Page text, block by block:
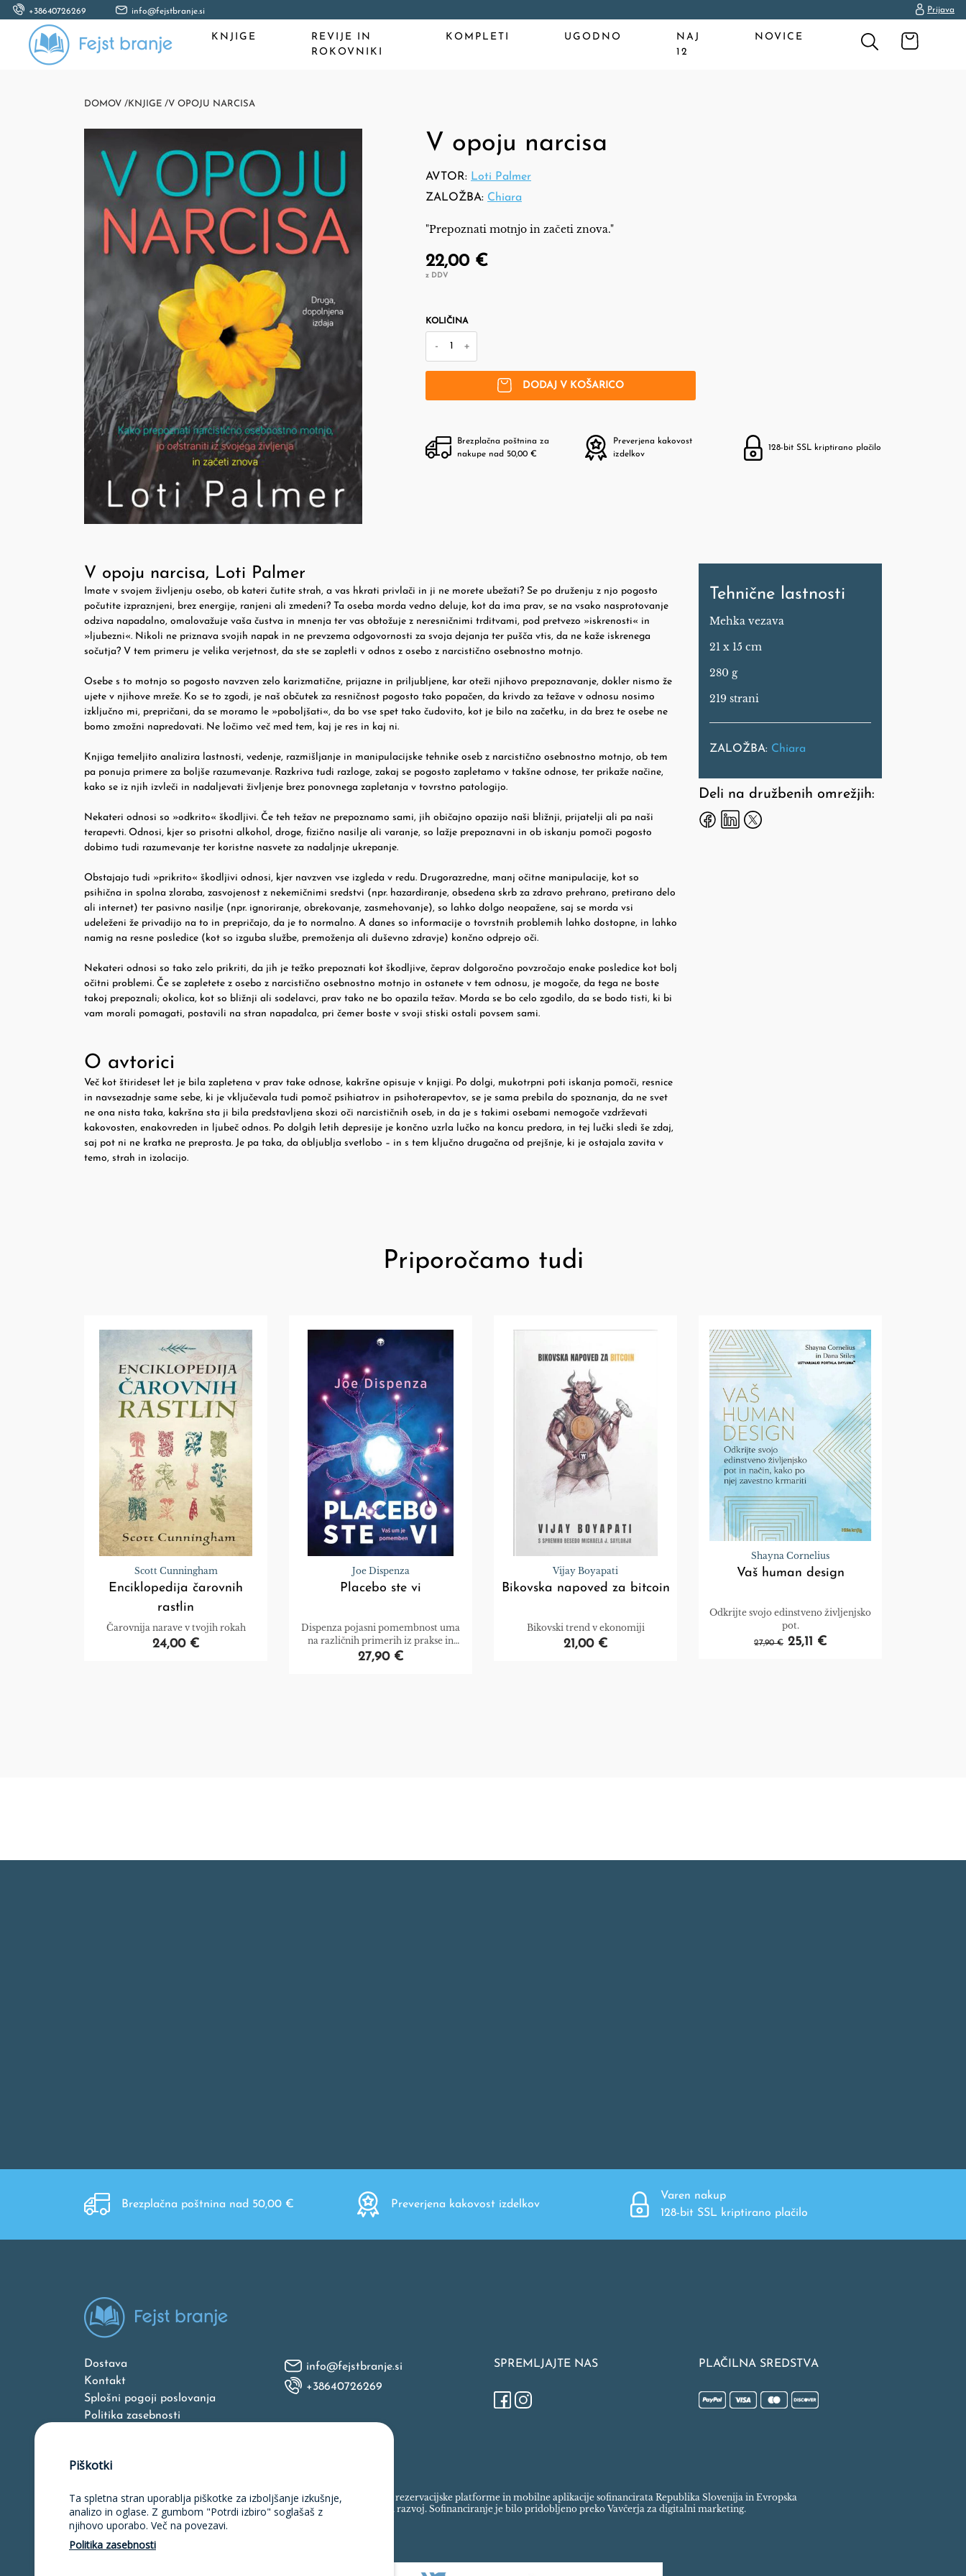
+38640726269 info@fejstbranje.si Prijava
KNJIGE
REVIJE IN
ROKOVNIKI
KOMPLETI UGODNO
NAJ
12
NOVICE
DOMOV /KNJIGE /V OPOJU NARCISA
V opoju narcisa
AVTOR: Loti Palmer
ZALOŽBA: Chiara
"Prepoznati motnjo in začeti znova."
22,00 €
z DDV
KOLIČINA
- +
DODAJ V KOŠARICO
Brezplačna poštnina za
nakupe nad 50,00 €
Preverjena kakovost
izdelkov
128-bit SSL kriptirano plačilo
V opoju narcisa, Loti Palmer
Imate v svojem življenju osebo, ob kateri čutite strah, a vas hkrati privlači in ji ne morete ubežati? Se po druženju z njo pogosto
počutite izpraznjeni, brez energije, ranjeni ali zmedeni? Ta oseba morda vedno deluje, kot da ima prav, se na vsako nasprotovanje
odziva napadalno, omalovažuje vaša čustva in mnenja ter vas obtožuje z neresničnimi trditvami, pod pretvezo »iskrenosti« in
»ljubezni«. Nikoli ne priznava svojih napak in ne prevzema odgovornosti za svoja dejanja ter pušča vtis, da ne kaže iskrenega
sočutja? V tem primeru je velika verjetnost, da ste se zapletli v odnos z osebo z narcistično osebnostno motnjo.
Osebe s to motnjo so pogosto navzven zelo karizmatične, prijazne in priljubljene, kar oteži njihovo prepoznavanje, dokler nismo že
ujete v njihove mreže. Ko se to zgodi, je naš občutek za resničnost pogosto tako popačen, da krivdo za težave v odnosu nosimo
izključno mi, prepričani, da se moramo le »poboljšati«, da bo vse spet tako čudovito, kot je bilo na začetku, in da brez te osebe ne
bomo zmožni napredovati. Ne ločimo več med tem, kaj je res in kaj ni.
Knjiga temeljito analizira lastnosti, vedenje, razmišljanje in manipulacijske tehnike oseb z narcistično osebnostno motnjo, ob tem
pa ponuja primere za boljše razumevanje. Razkriva tudi razloge, zakaj se pogosto zapletamo v takšne odnose, ter prikaže načine,
kako se iz njih izvleči in nadaljevati življenje brez ponovnega zapletanja v tovrstno patologijo.
Nekateri odnosi so »odkrito« škodljivi. Če teh težav ne prepoznamo sami, jih običajno opazijo naši bližnji, prijatelji ali pa naši
terapevti. Odnosi, kjer so prisotni alkohol, droge, fizično nasilje ali varanje, so lažje prepoznavni in ob iskanju pomoči pogosto
dobimo tudi razumevanje ter koristne nasvete za nadaljnje ukrepanje.
Obstajajo tudi »prikrito« škodljivi odnosi, kjer navzven vse izgleda v redu. Drugorazredne, manj očitne manipulacije, kot so
psihična in spolna zloraba, zasvojenost z nekemičnimi sredstvi (npr. hazardiranje, obsedena skrb za zdravo prehrano, pretirano delo
ali internet) ter pasivno nasilje (npr. ignoriranje, obrekovanje, zasmehovanje), so lahko dolgo neopažene, saj se morda vsi
udeleženi že privadijo na to in prepričajo, da je to normalno. A danes so informacije o tovrstnih problemih lahko dostopne, in lahko
namig na resne posledice (kot so izguba službe, premoženja ali duševno zdravje) končno odprejo oči.
Nekateri odnosi so tako zelo prikriti, da jih je težko prepoznati kot škodljive, čeprav dolgoročno povzročajo enake posledice kot bolj
očitni problemi. Če se zapletete z osebo z narcistično osebnostno motnjo in ostanete v tem odnosu, je mogoče, da tega ne boste
takoj prepoznali; okolica, kot so bližnji ali sodelavci, prav tako ne bo opazila težav. Morda se bo celo zgodilo, da se bodo tisti, ki bi
vam morali pomagati, postavili na stran napadalca, pri čemer boste v svoji stiski ostali povsem sami.
O avtorici
Več kot štirideset let je bila zapletena v prav take odnose, kakršne opisuje v knjigi. Po dolgi, mukotrpni poti iskanja pomoči, resnice
in navsezadnje same sebe, ki je vključevala tudi pomoč psihiatrov in psihoterapevtov, se je sama prebila do spoznanja, da ne svet
ne ona nista taka, kakršna sta ji bila predstavljena skozi oči narcističnih oseb, in da je s takimi osebami nemogoče vzdrževati
kakovosten, enakovreden in ljubeč odnos. Po dolgih letih depresije je končno uzrla lučko na koncu predora, in tej lučki sledi še zdaj,
saj pot ni ne kratka ne preprosta. Je pa taka, da obljublja svetlobo – in s tem ključno drugačna od prejšnje, ki je ostajala zavita v
temo, strah in izolacijo.
Tehnične lastnosti
Mehka vezava
21 x 15 cm
280 g
219 strani
ZALOŽBA: Chiara
Deli na družbenih omrežjih:
Priporočamo tudi
Scott Cunningham
Enciklopedija čarovnih
rastlin
Čarovnija narave v tvojih rokah
24,00 €
Joe Dispenza
Placebo ste vi
Dispenza pojasni pomembnost uma
na različnih primerih iz prakse in
znanstveno preverjenih učinkih
27,90 €
Vijay Boyapati
Bikovska napoved za bitcoin
Bikovski trend v ekonomiji
21,00 €
Shayna Cornelius
Vaš human design
Odkrijte svojo edinstveno življenjsko
pot.
27,90 € 25,11 €
Brezplačna poštnina nad 50,00 € Preverjena kakovost izdelkov
Varen nakup
128-bit SSL kriptirano plačilo
Dostava
Kontakt
Splošni pogoji poslovanja
Politika zasebnosti
info@fejstbranje.si
+38640726269
SPREMLJAJTE NAS PLAČILNA SREDSTVA
Naložbo v izdelavo spletne strani, spletne trgovine, rezervacijske platforme in mobilne aplikacije sofinancirata Republika Slovenija in Evropska
unija iz Evropskega sklada za regionalni razvoj. Sofinanciranje je bilo pridobljeno preko Vavčerja za digitalni marketing.
Piškotki
Ta spletna stran uporablja piškotke za izboljšanje izkušnje,
analizo in oglase. Z gumbom "Potrdi izbiro" soglašaš z
njihovo uporabo. Več na povezavi.
Politika zasebnosti